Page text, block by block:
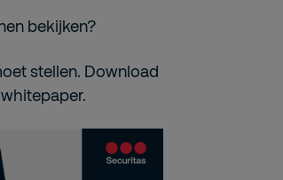
bekijken?
stellen. Download